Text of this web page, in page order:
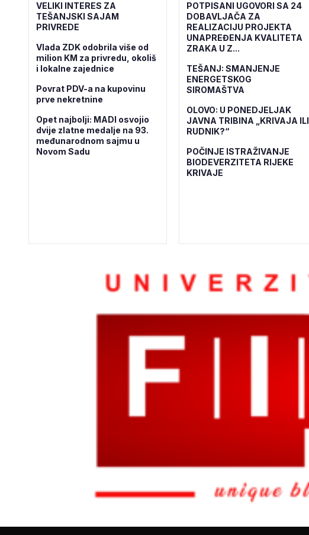
VELIKI INTERES ZA
TEŠANJSKI SAJAM
PRIVREDE
Vlada ZDK odobrila više od
milion KM za privredu, okoliš
i lokalne zajednice
Povrat PDV-a na kupovinu
prve nekretnine
Opet najbolji: MADI osvojio
dvije zlatne medalje na 93.
međunarodnom sajmu u
Novom Sadu
POTPISANI UGOVORI SA 24
DOBAVLJAČA ZA
REALIZACIJU PROJEKTA
UNAPREĐENJA KVALITETA
ZRAKA U Z...
TEŠANJ: SMANJENJE
ENERGETSKOG
SIROMAŠTVA
OLOVO: U PONEDJELJAK
JAVNA TRIBINA „KRIVAJA ILI
RUDNIK?“
POČINJE ISTRAŽIVANJE
BIODEVERZITETA RIJEKE
KRIVAJE